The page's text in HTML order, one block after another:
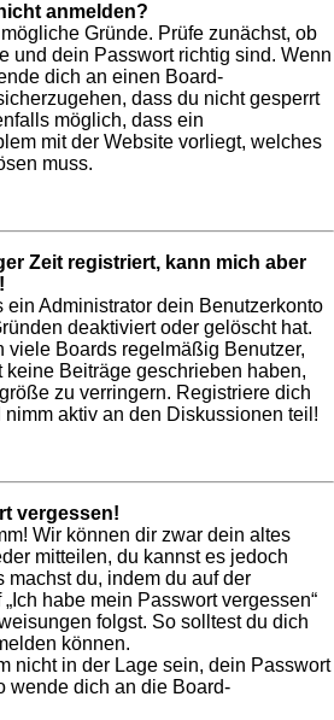
anmelden?
Gründe. Prüfe zunächst, ob
und dein Passwort richtig sind. Wenn
dich an einen Board-
dass du nicht gesperrt
möglich, dass ein
mit der Website vorliegt, welches
muss.
Zeit registriert, kann mich aber
ein Administrator dein Benutzerkonto
deaktiviert oder gelöscht hat.
viele Boards regelmäßig Benutzer,
keine Beiträge geschrieben haben,
zu verringern. Registriere dich
aktiv an den Diskussionen teil!
vergessen!
Wir können dir zwar dein altes
mitteilen, du kannst es jedoch
machst du, indem du auf der
habe mein Passwort vergessen“
folgst. So solltest du dich
können.
nicht in der Lage sein, dein Passwort
wende dich an die Board-